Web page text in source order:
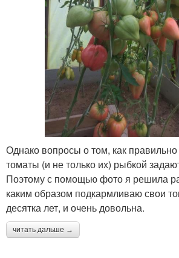
Однако вопросы о том, как
томаты (и не только их) рыбкой
Поэтому с помощью фото я решила
каким образом подкармливаю свои
десятка лет, и очень довольна.
читать дальше →